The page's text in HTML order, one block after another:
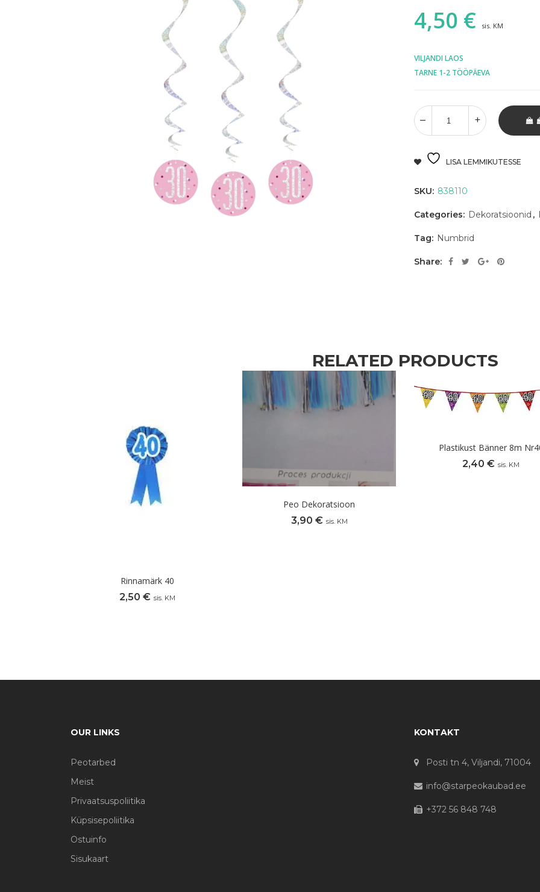
4,50 € sis. KM
VILJANDI LAOS
TARNE 1-2 TÖÖPÄEVA
LISA LEMMIKUTESSE
SKU: 838110
Categories: Dekoratsioonid ,
Tag: Numbrid
Share:
RELATED PRODUCTS
Rinnamärk 40
2,50 € sis. KM
Peo Dekoratsioon
3,90 € sis. KM
Plastikust Bänner 8m
2,40 € sis. KM
OUR LINKS
Peotarbed
Meist
Privaatsuspoliitika
Küpsisepoliitika
Ostuinfo
Sisukaart
KONTAKT
Posti tn 4, Viljandi, 71004
info@starpeokaubad.ee
+372 56 848 748